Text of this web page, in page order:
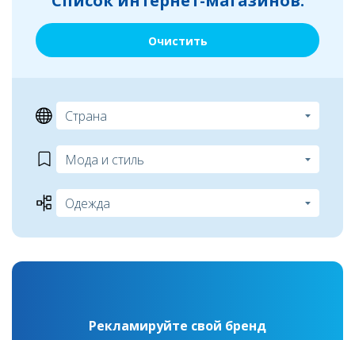
Очистить
Рекламируйте свой бренд